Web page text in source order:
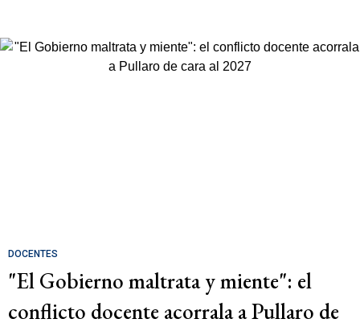
DOCENTES
"El Gobierno maltrata y miente": el
conflicto docente acorrala a Pullaro de